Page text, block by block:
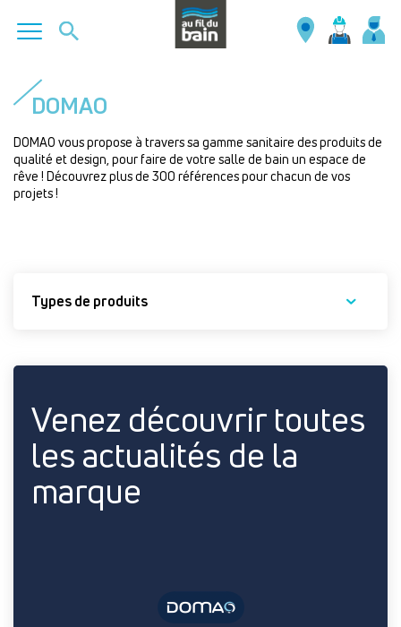
contenu
principal
DOMAO
DOMAO vous propose à travers sa gamme sanitaire des produits de
qualité et design, pour faire de votre salle de bain un espace de
rêve ! Découvrez plus de 300 références pour chacun de vos
projets !
Types de produits
Venez découvrir toutes
les actualités de la
marque